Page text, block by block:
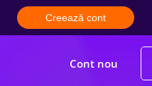
Creează cont
Cont nou